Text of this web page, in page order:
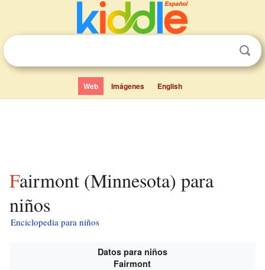
Web Imágenes English
Fairmont (Minnesota) para
niños
Enciclopedia para niños
Datos para niños
Fairmont